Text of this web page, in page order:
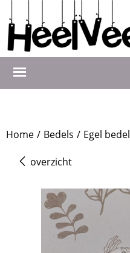
Home / Bedels / Egel bedel
overzicht